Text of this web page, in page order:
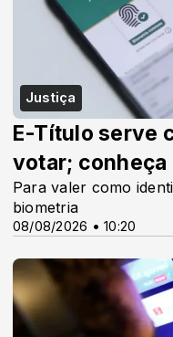
Justiça
08/08/2026 • 10:20
E-Título serve
votar;
Para valer como
biometria